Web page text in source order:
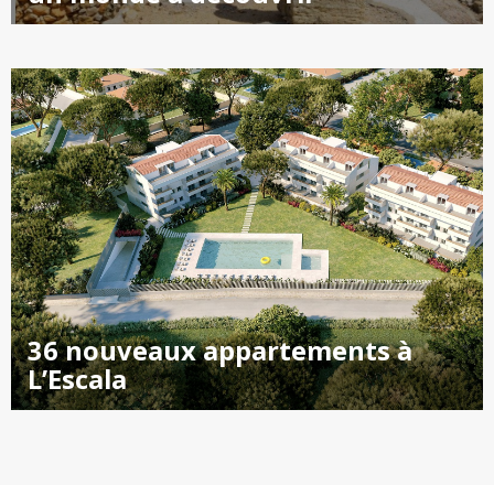
36 nouveaux appartements à
L’Escala